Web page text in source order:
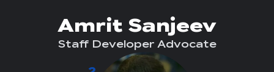
Amrit Sanjeev
Staff Developer Advocate